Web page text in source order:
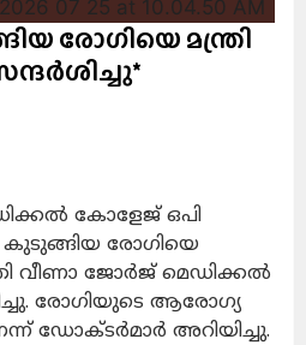
രോഗിയെ മന്ത്രി
കോളേജ് ഒപി
കുടുങ്ങിയ രോഗിയെ
വീണാ ജോര്‍ജ് മെഡിക്കല്‍
രോഗിയുടെ ആരോഗ്യ
ഡോക്ടര്‍മാര്‍ അറിയിച്ചു.